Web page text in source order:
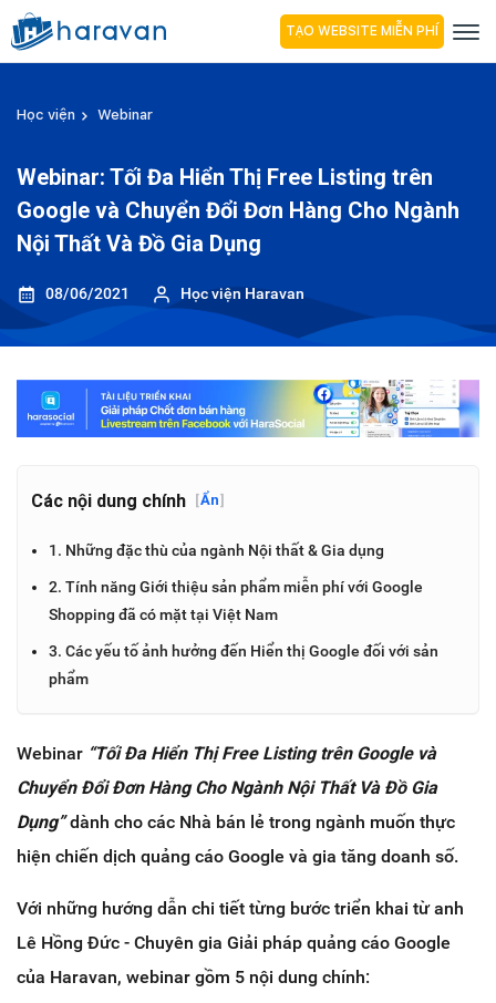
TẠO WEBSITE MIỄN PHÍ
Học viện Webinar
Webinar: Tối Đa Hiển Thị Free Listing trên
Google và Chuyển Đổi Đơn Hàng Cho Ngành
Nội Thất Và Đồ Gia Dụng
08/06/2021 Học viện Haravan
Các nội dung chính [Ẩn]
1. Những đặc thù của ngành Nội thất & Gia dụng
2. Tính năng Giới thiệu sản phẩm miễn phí với Google
Shopping đã có mặt tại Việt Nam
3. Các yếu tố ảnh hưởng đến Hiển thị Google đối với sản
phẩm
Webinar “Tối Đa Hiển Thị Free Listing trên Google và
Chuyển Đổi Đơn Hàng Cho Ngành Nội Thất Và Đồ Gia
Dụng”dành cho các Nhà bán lẻ trong ngành muốn thực
hiện chiến dịch quảng cáo Google và gia tăng doanh số.
Với những hướng dẫn chi tiết từng bước triển khai từ anh
Lê Hồng Đức - Chuyên gia Giải pháp quảng cáo Google
của Haravan, webinar gồm 5 nội dung chính: